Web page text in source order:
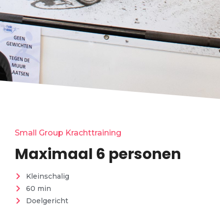
Small Group Krachttraining
Maximaal 6 personen
Kleinschalig
60 min
Doelgericht